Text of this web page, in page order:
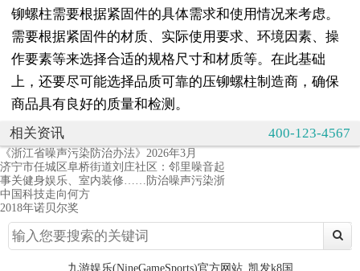
铆螺柱需要根据紧固件的具体需求和使用情况来考虑。
需要根据紧固件的材质、实际使用要求、环境因素、操
作要素等来选择合适的规格尺寸和材质等。在此基础
上，还要尽可能选择品质可靠的压铆螺柱制造商，确保
商品具有良好的质量和检测。
相关资讯
400-123-4567
《浙江省噪声污染防治办法》2026年3月
济宁市任城区阜桥街道刘庄社区：邻里噪音起
事关健身娱乐、室内装修……防治噪声污染浙
中国科技走向何方
2018年诺贝尔奖
九游娱乐(NineGameSports)官方网站_凯发k8国